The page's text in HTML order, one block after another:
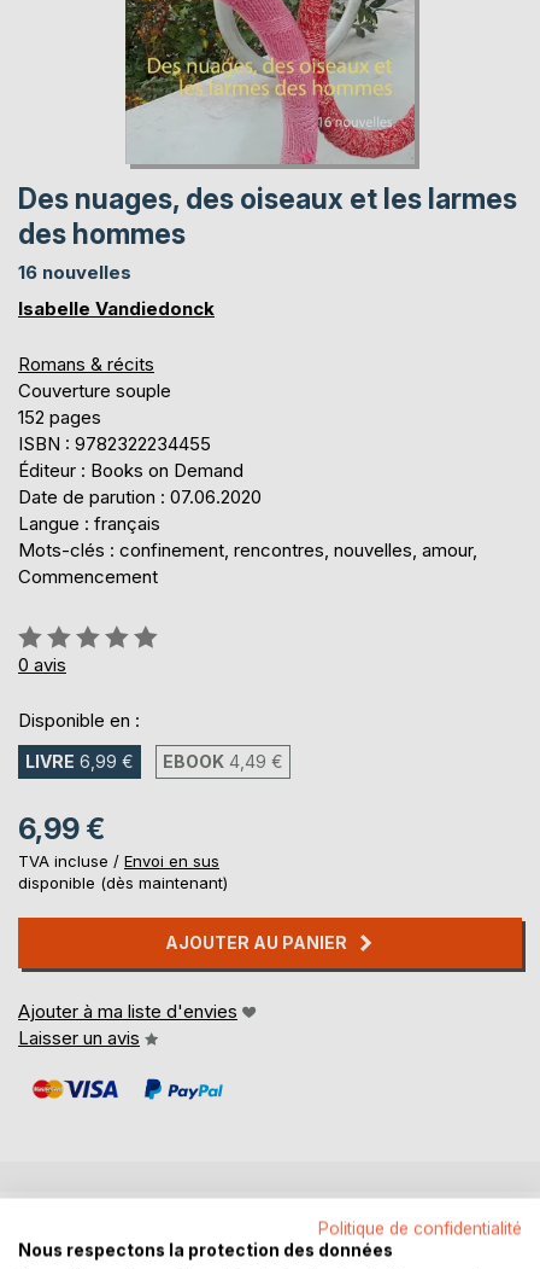
Des nuages, des oiseaux et les larmes
des hommes
16 nouvelles
Isabelle Vandiedonck
Romans & récits
Couverture souple
152 pages
ISBN : 9782322234455
Éditeur : Books on Demand
Date de parution : 07.06.2020
Langue : français
Mots-clés : confinement, rencontres, nouvelles, amour,
Commencement
Évaluation:
0%
0 avis
Disponible en :
LIVRE 6,99 € EBOOK 4,49 €
6,99 €
TVA incluse / Envoi en sus
disponible (dès maintenant)
AJOUTER AU PANIER
Ajouter à ma liste d'envies
Laisser un avis
Politique de confidentialité
Nous respectons la protection des données